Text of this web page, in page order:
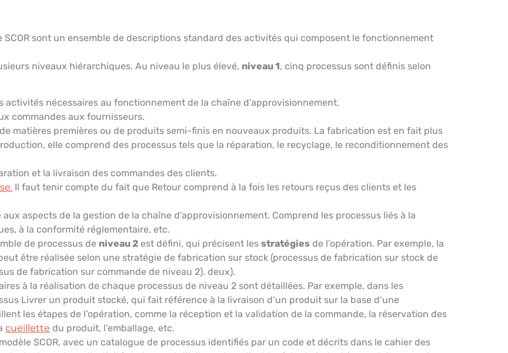
SCOR sont un ensemble de descriptions standard des activités qui composent le fonctionnement
niveaux hiérarchiques. Au niveau le plus élevé, niveau 1, cinq processus sont définis selon
activités nécessaires au fonctionnement de la chaîne d’approvisionnement.
commandes aux fournisseurs.
matières premières ou de produits semi-finis en nouveaux produits. La fabrication est en fait plus
elle comprend des processus tels que la réparation, le recyclage, le reconditionnement des
et la livraison des commandes des clients.
Il faut tenir compte du fait que Retour comprend à la fois les retours reçus des clients et les
aspects de la gestion de la chaîne d’approvisionnement. Comprend les processus liés à la
à la conformité réglementaire, etc.
de processus de niveau 2 est défini, qui précisent les stratégies de l’opération. Par exemple, la
être réalisée selon une stratégie de fabrication sur stock (processus de fabrication sur stock de
de fabrication sur commande de niveau 2). deux).
à la réalisation de chaque processus de niveau 2 sont détaillées. Par exemple, dans les
Livrer un produit stocké, qui fait référence à la livraison d’un produit sur la base d’une
les étapes de l’opération, comme la réception et la validation de la commande, la réservation des
cueillette du produit, l’emballage, etc.
SCOR, avec un catalogue de processus identifiés par un code et décrits dans le cahier des